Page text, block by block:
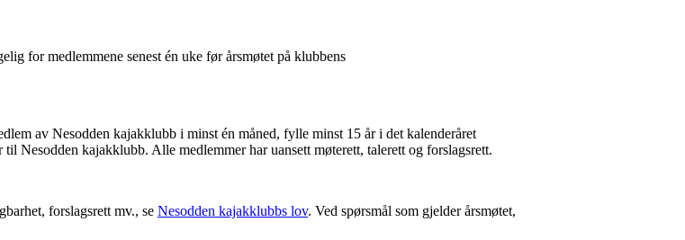
for medlemmene senest én uke før årsmøtet på klubbens
av Nesodden kajakklubb i minst én måned, fylle minst 15 år i det kalenderåret
Nesodden kajakklubb. Alle medlemmer har uansett møterett, talerett og forslagsrett.
forslagsrett mv., se Nesodden kajakklubbs lov. Ved spørsmål som gjelder årsmøtet,